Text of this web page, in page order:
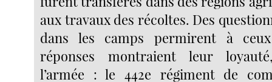
aux travaux des récoltes. Des
dans les camps permirent à
réponses montraient leur
l’armée : le 442e régiment de